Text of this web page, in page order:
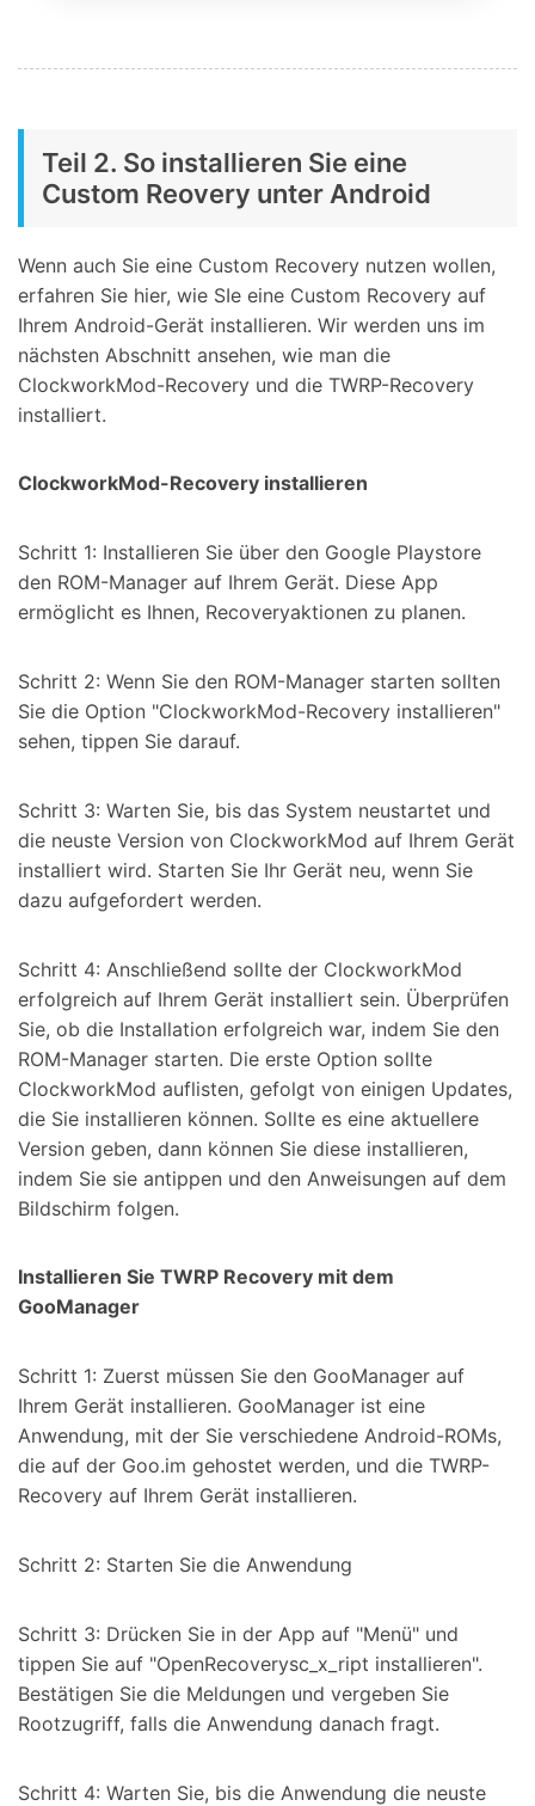
Teil 2. So installieren Sie eine
Custom Reovery unter Android
Wenn auch Sie eine Custom Recovery nutzen wollen,
erfahren Sie hier, wie SIe eine Custom Recovery auf
Ihrem Android-Gerät installieren. Wir werden uns im
nächsten Abschnitt ansehen, wie man die
ClockworkMod-Recovery und die TWRP-Recovery
installiert.
ClockworkMod-Recovery installieren
Schritt 1: Installieren Sie über den Google Playstore
den ROM-Manager auf Ihrem Gerät. Diese App
ermöglicht es Ihnen, Recoveryaktionen zu planen.
Schritt 2: Wenn Sie den ROM-Manager starten sollten
Sie die Option "ClockworkMod-Recovery installieren"
sehen, tippen Sie darauf.
Schritt 3: Warten Sie, bis das System neustartet und
die neuste Version von ClockworkMod auf Ihrem Gerät
installiert wird. Starten Sie Ihr Gerät neu, wenn Sie
dazu aufgefordert werden.
Schritt 4: Anschließend sollte der ClockworkMod
erfolgreich auf Ihrem Gerät installiert sein. Überprüfen
Sie, ob die Installation erfolgreich war, indem Sie den
ROM-Manager starten. Die erste Option sollte
ClockworkMod auflisten, gefolgt von einigen Updates,
die Sie installieren können. Sollte es eine aktuellere
Version geben, dann können Sie diese installieren,
indem Sie sie antippen und den Anweisungen auf dem
Bildschirm folgen.
Installieren Sie TWRP Recovery mit dem
GooManager
Schritt 1: Zuerst müssen Sie den GooManager auf
Ihrem Gerät installieren. GooManager ist eine
Anwendung, mit der Sie verschiedene Android-ROMs,
die auf der Goo.im gehostet werden, und die TWRP-
Recovery auf Ihrem Gerät installieren.
Schritt 2: Starten Sie die Anwendung
Schritt 3: Drücken Sie in der App auf "Menü" und
tippen Sie auf "OpenRecoverysc_x_ript installieren".
Bestätigen Sie die Meldungen und vergeben Sie
Rootzugriff, falls die Anwendung danach fragt.
Schritt 4: Warten Sie, bis die Anwendung die neuste